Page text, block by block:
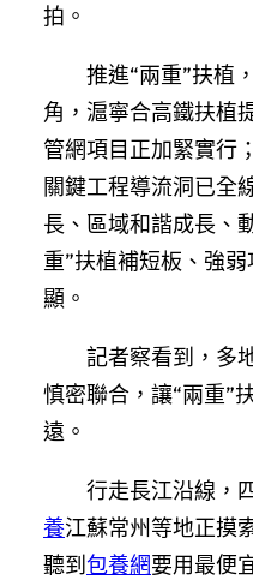
拍。
推進“兩重”扶植
角，滬寧合高鐵扶植
管網項目正加緊實行
關鍵工程導流洞已全
長、區域和諧成長、
重”扶植補短板、強
顯。
記者察看到，多
慎密聯合，讓“兩重”
遠。
行走長江沿線，
養江蘇常州等地正摸
聽到 包養網要用最便